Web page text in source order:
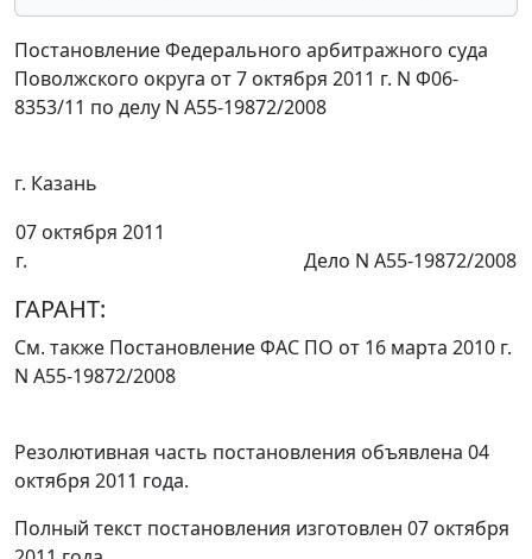
Постановление Федерального арбитражного суда
Поволжского округа от 7 октября 2011 г. N Ф06-
8353/11 по делу N А55-19872/2008
г. Казань
07 октября 2011
г.
Дело N А55-19872/2008
ГАРАНТ:
См. также ПостановлениеФАС ПО от 16 марта 2010 г.
N А55-19872/2008
Резолютивная часть постановления объявлена 04
октября 2011 года.
Полный текст постановления изготовлен 07 октября